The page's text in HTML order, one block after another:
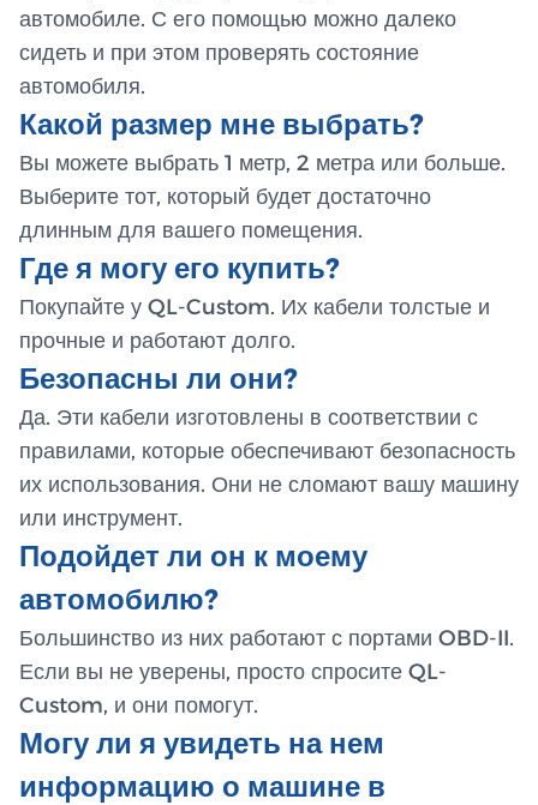
автомобиле. С его помощью можно далеко
сидеть и при этом проверять состояние
автомобиля.
Какой размер мне выбрать?
Вы можете выбрать 1 метр, 2 метра или больше.
Выберите тот, который будет достаточно
длинным для вашего помещения.
Где я могу его купить?
Покупайте у QL-Custom. Их кабели толстые и
прочные и работают долго.
Безопасны ли они?
Да. Эти кабели изготовлены в соответствии с
правилами, которые обеспечивают безопасность
их использования. Они не сломают вашу машину
или инструмент.
Подойдет ли он к моему
автомобилю?
Большинство из них работают с портами OBD-II.
Если вы не уверены, просто спросите QL-
Custom, и они помогут.
Могу ли я увидеть на нем
информацию о машине в